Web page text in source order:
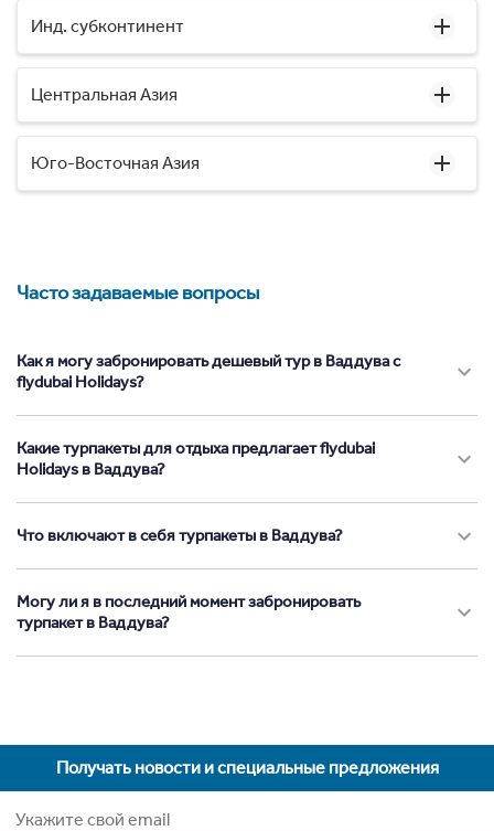
Инд. субконтинент
Центральная Азия
Юго-Восточная Азия
Часто задаваемые вопросы
Как я могу забронировать дешевый тур в Ваддува с
flydubai Holidays?
Какие турпакеты для отдыха предлагает flydubai
Holidays в Ваддува?
Что включают в себя турпакеты в Ваддува?
Могу ли я в последний момент забронировать
турпакет в Ваддува?
Получать новости и специальные предложения